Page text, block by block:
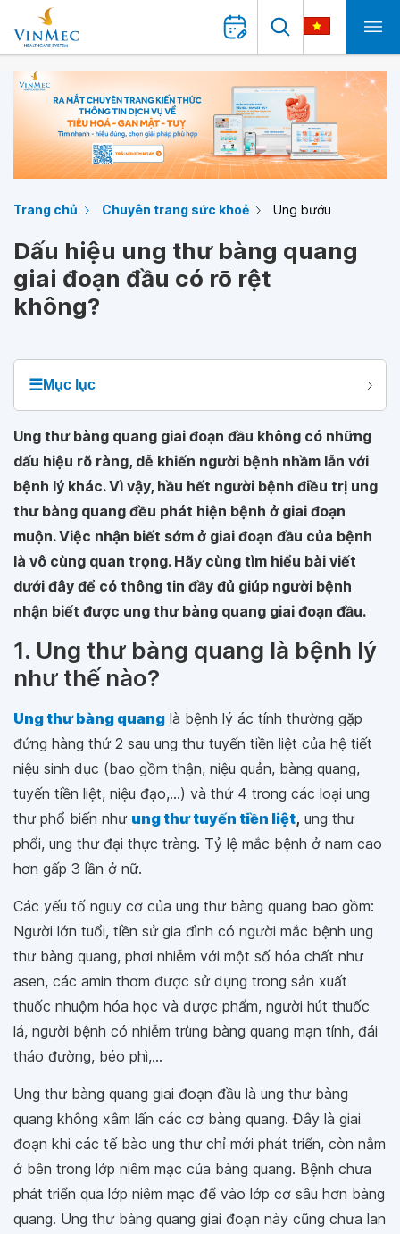
Trang chủ Chuyên trang sức khoẻ Ung bướu
Dấu hiệu ung thư bàng quang
giai đoạn đầu có rõ rệt
không?
☰Mục lục
Ung thư bàng quang giai đoạn đầu không có những
dấu hiệu rõ ràng, dễ khiến người bệnh nhầm lẫn với
bệnh lý khác. Vì vậy, hầu hết người bệnh điều trị ung
thư bàng quang đều phát hiện bệnh ở giai đoạn
muộn. Việc nhận biết sớm ở giai đoạn đầu của bệnh
là vô cùng quan trọng. Hãy cùng tìm hiểu bài viết
dưới đây để có thông tin đầy đủ giúp người bệnh
nhận biết được ung thư bàng quang giai đoạn đầu.
1. Ung thư bàng quang là bệnh lý
như thế nào?
Ung thư bàng quang là bệnh lý ác tính thường gặp
đứng hàng thứ 2 sau ung thư tuyến tiền liệt của hệ tiết
niệu sinh dục (bao gồm thận, niệu quản, bàng quang,
tuyến tiền liệt, niệu đạo,...) và thứ 4 trong các loại ung
thư phổ biến như ung thư tuyến tiền liệt, ung thư
phổi, ung thư đại thực tràng. Tỷ lệ mắc bệnh ở nam cao
hơn gấp 3 lần ở nữ.
Các yếu tố nguy cơ của ung thư bàng quang bao gồm:
Người lớn tuổi, tiền sử gia đình có người mắc bệnh ung
thư bàng quang, phơi nhiễm với một số hóa chất như
asen, các amin thơm được sử dụng trong sản xuất
thuốc nhuộm hóa học và dược phẩm, người hút thuốc
lá, người bệnh có nhiễm trùng bàng quang mạn tính, đái
tháo đường, béo phì,...
Ung thư bàng quang giai đoạn đầu là ung thư bàng
quang không xâm lấn các cơ bàng quang. Đây là giai
đoạn khi các tế bào ung thư chỉ mới phát triển, còn nằm
ở bên trong lớp niêm mạc của bàng quang. Bệnh chưa
phát triển qua lớp niêm mạc để vào lớp cơ sâu hơn bàng
quang. Ung thư bàng quang giai đoạn này cũng chưa lan